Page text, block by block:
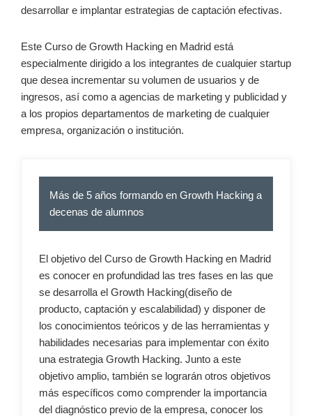
desarrollar e implantar estrategias de captación efectivas.
Este Curso de Growth Hacking en Madrid está
especialmente dirigido a los integrantes de cualquier startup
que desea incrementar su volumen de usuarios y de
ingresos, así como a agencias de marketing y publicidad y
a los propios departamentos de marketing de cualquier
empresa, organización o institución.
Más de 5 años formando en Growth Hacking a
decenas de alumnos
El objetivo del Curso de Growth Hacking en Madrid
es conocer en profundidad las tres fases en las que
se desarrolla el Growth Hacking(diseño de
producto, captación y escalabilidad) y disponer de
los conocimientos teóricos y de las herramientas y
habilidades necesarias para implementar con éxito
una estrategia Growth Hacking. Junto a este
objetivo amplio, también se lograrán otros objetivos
más específicos como comprender la importancia
del diagnóstico previo de la empresa, conocer los